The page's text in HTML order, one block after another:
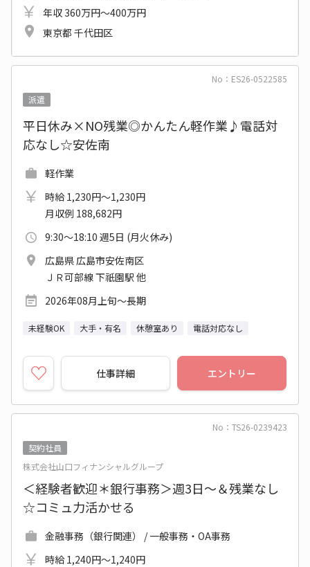
年収 360万円～400万円
東京都 千代田区
No：ES26-0522585
派遣
平日休み×NO残業◎かんたん軽作業♪電話対
応なし☆安佐南
軽作業
時給 1,230円～1,230円
月収例 188,682円
9:30～18:10 週5日 (月火休み)
広島県 広島市安佐南区
ＪＲ可部線 下祇園駅 他
2026年08月上旬～長期
未経験OK 大手・有名 休憩室あり 電話対応なし
仕事詳細 エントリー
No：TS26-0239423
契約社員
株式会社山口フィナンシャルグループ
＜経験者歓迎＊銀行事務＞週3日～＆残業なし
☆コミュ力活かせる
金融事務（銀行関連） / 一般事務・OA事務
時給 1,240円～1,240円